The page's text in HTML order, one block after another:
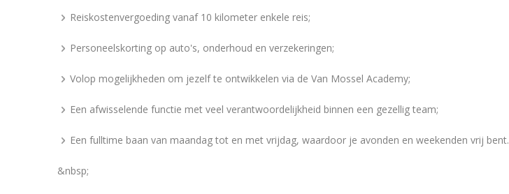
Reiskostenvergoeding vanaf 10 kilometer enkele reis;
Personeelskorting op auto's, onderhoud en verzekeringen;
Volop mogelijkheden om jezelf te ontwikkelen via de Van Mossel Academy;
Een afwisselende functie met veel verantwoordelijkheid binnen een gezellig team;
Een fulltime baan van maandag tot en met vrijdag, waardoor je avonden en weekenden vrij bent.
&nbsp;